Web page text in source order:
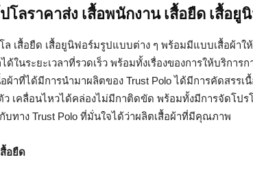
โลราคาส่ง เสื้อพนักงาน เสื้อยืด เสื้อยู
ล เสื้อยืด เสื้อยูนิฟอร์มรูปแบบต่าง ๆ พร้อมมีแบบเสื้อผ้าใ
ในระยะเวลาที่รวดเร็ว พร้อมทั้งเรื่องของการให้บริการ
าที่ได้มีการนำมาผลิตของ Trust Polo ได้มีการคัดสรรเ
ว เคลื่อนไหวได้คล่องไม่มีกาติดขัด พร้อมทั้งมีการจัดโป
บทาง Trust Polo ที่มั่นใจได้ว่าผลิตเสื้อผ้าที่มีคุณภาพ
อยืด